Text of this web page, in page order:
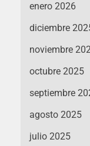
enero 2026
diciembre
noviembre
octubre 2025
septiembre
agosto 2025
julio 2025